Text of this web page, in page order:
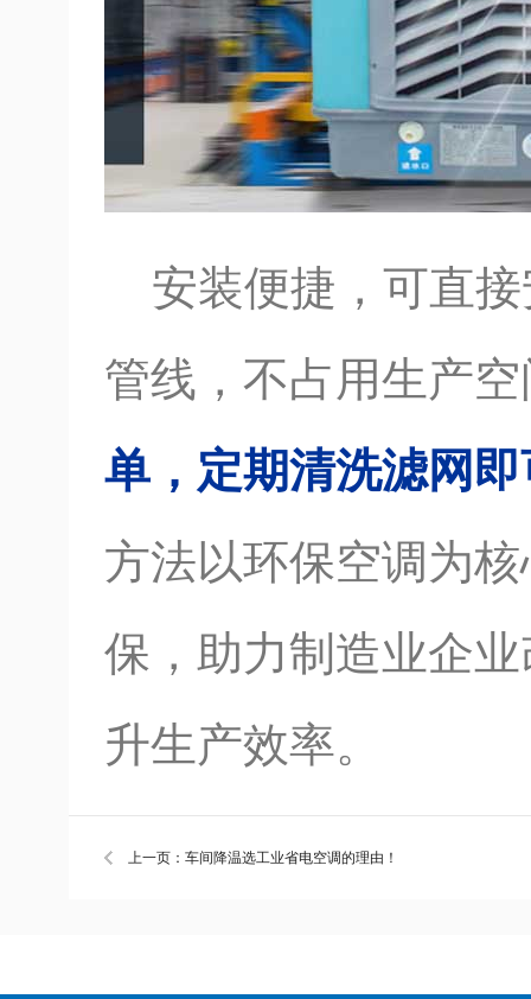
安装便捷，可直
管线，不占用生产
单，定期清洗滤网
方法以环保空调为
保，助力制造业企
升生产效率。
上一页：车间降温选工业省电空调的理由！